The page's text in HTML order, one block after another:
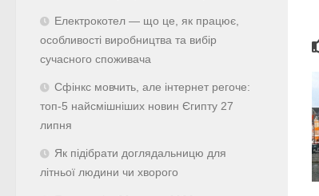
Електрокотел — що це, як працює,
особливості виробництва та вибір
сучасного споживача
Сфінкс мовчить, але інтернет регоче:
топ-5 найсмішніших новин Єгипту 27
липня
Як підібрати доглядальницю для
літньої людини чи хворого